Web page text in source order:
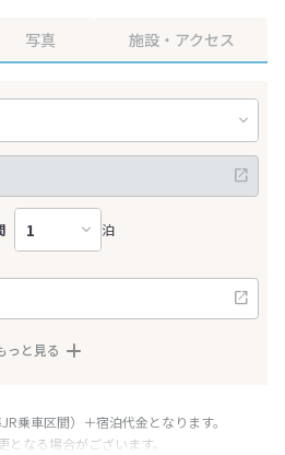
写真 施設・アクセス
泊
っと見る
乗車区間）＋宿泊代金となります。
なる場合がございます。